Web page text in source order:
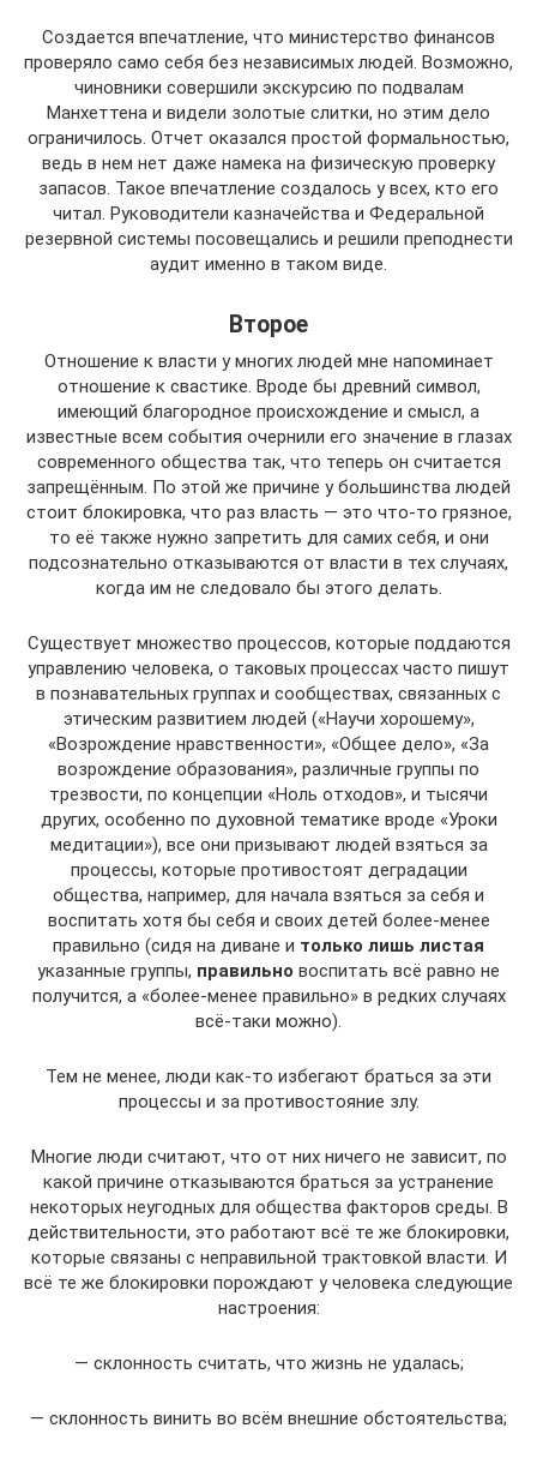
Создается впечатление, что министерство финансов
проверяло само себя без независимых людей. Возможно,
чиновники совершили экскурсию по подвалам
Манхеттена и видели золотые слитки, но этим дело
ограничилось. Отчет оказался простой формальностью,
ведь в нем нет даже намека на физическую проверку
запасов. Такое впечатление создалось у всех, кто его
читал. Руководители казначейства и Федеральной
резервной системы посовещались и решили преподнести
аудит именно в таком виде.
Второе
Отношение к власти у многих людей мне напоминает
отношение к свастике. Вроде бы древний символ,
имеющий благородное происхождение и смысл, а
известные всем события очернили его значение в глазах
современного общества так, что теперь он считается
запрещённым. По этой же причине у большинства людей
стоит блокировка, что раз власть — это что-то грязное,
то её также нужно запретить для самих себя, и они
подсознательно отказываются от власти в тех случаях,
когда им не следовало бы этого делать.
Существует множество процессов, которые поддаются
управлению человека, о таковых процессах часто пишут
в познавательных группах и сообществах, связанных с
этическим развитием людей («Научи хорошему»,
«Возрождение нравственности», «Общее дело», «За
возрождение образования», различные группы по
трезвости, по концепции «Ноль отходов», и тысячи
других, особенно по духовной тематике вроде «Уроки
медитации»), все они призывают людей взяться за
процессы, которые противостоят деградации
общества, например, для начала взяться за себя и
воспитать хотя бы себя и своих детей более-менее
правильно (сидя на диване и только лишь листая
указанные группы, правильно воспитать всё равно не
получится, а «более-менее правильно» в редких случаях
всё-таки можно).
Тем не менее, люди как-то избегают браться за эти
процессы и за противостояние злу.
Многие люди считают, что от них ничего не зависит, по
какой причине отказываются браться за устранение
некоторых неугодных для общества факторов среды. В
действительности, это работают всё те же блокировки,
которые связаны с неправильной трактовкой власти. И
всё те же блокировки порождают у человека следующие
настроения:
— склонность считать, что жизнь не удалась;
— склонность винить во всём внешние обстоятельства;